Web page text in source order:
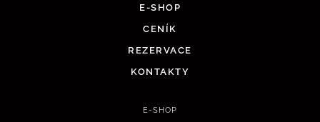
E-SHOP
CENÍK
REZERVACE
KONTAKTY
E-SHOP